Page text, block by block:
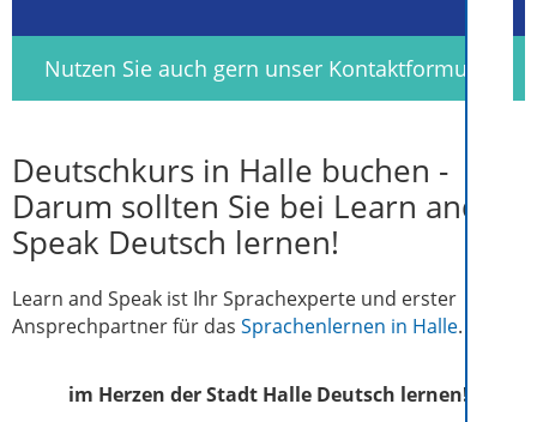
Nutzen Sie auch gern unser Kontaktformular
Deutschkurs in Halle buchen -
Darum sollten Sie bei Learn and
Speak Deutsch lernen!
Learn and Speak ist Ihr Sprachexperte und erster
Ansprechpartner für das Sprachenlernen in Halle.
im Herzen der Stadt Halle Deutsch lernen!